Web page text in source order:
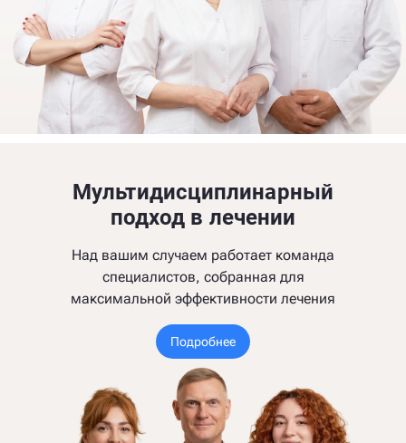
Мультидисциплинарный
подход в лечении
Над вашим случаем работает команда
специалистов, собранная для
максимальной эффективности лечения
Подробнее